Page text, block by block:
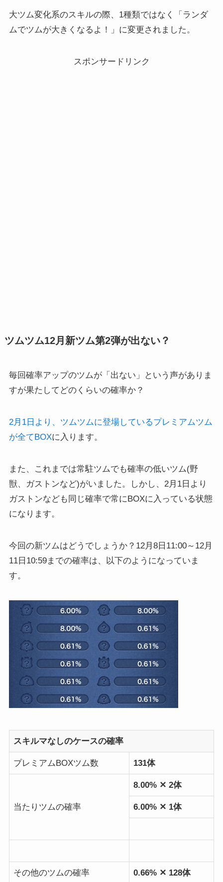
大ツム変化系のスキルの際、1種類ではなく「ランダ
ムでツムが大きくなるよ！」に変更されました。
スポンサードリンク
ツムツム12月新ツム第2弾が出ない？
毎回確率アップのツムが「出ない」という声がありま
すが果たしてどのくらいの確率か？
2月1日より、ツムツムに登場しているプレミアムツム
が全てBOXに入ります。
また、これまでは常駐ツムでも確率の低いツム(野
獣、ガストンなど)がいました。しかし、2月1日より
ガストンなども同じ確率で常にBOXに入っている状態
になります。
今回の新ツムはどうでしょうか？12月8日11:00～12月
11日10:59までの確率は、以下のようになっていま
す。
スキルマなしのケースの確率
プレミアムBOXツム数 131体
当たりツムの確率
8.00% ✕ 2体
6.00% ✕ 1体
その他のツムの確率 0.66% ✕ 128体